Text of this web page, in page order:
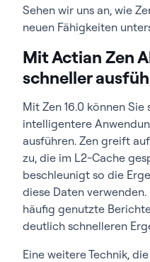
Sehen wir uns an, wie
neuen Fähigkeiten
Mit Actian Zen
schneller
Mit Zen 16.0 können Sie
intelligentere
ausführen. Zen greift
zu, die im L2-Cache
beschleunigt so die
diese Daten
häufig genutzte
deutlich schnelleren
Eine weitere Technik,